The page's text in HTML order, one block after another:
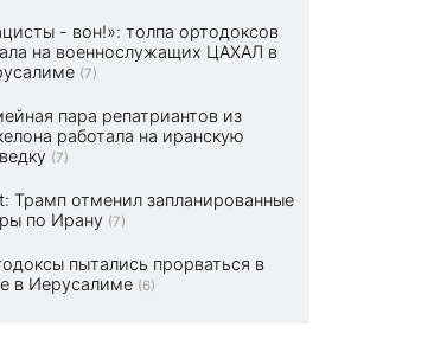
- вон!»: толпа ортодоксов
на военнослужащих ЦАХАЛ в
(7)
пара репатриантов из
работала на иранскую
(7)
Трамп отменил запланированные
по Ирану (7)
пытались прорваться в
в Иерусалиме (6)